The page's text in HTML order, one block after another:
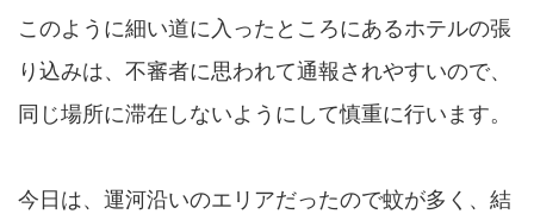
このように細い道に入ったところにあるホテルの張
り込みは、不審者に思われて通報されやすいので、
同じ場所に滞在しないようにして慎重に行います。
今日は、運河沿いのエリアだったので蚊が多く、結